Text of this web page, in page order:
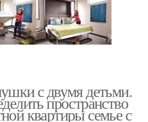
с двумя детьми.
пространство
квартиры семье с